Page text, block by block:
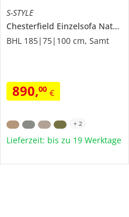
Wilhelm
S-STYLE
Chesterfield Einzelsofa Natalie
BHL 185|75|100 cm, Samt
890,00 €
+ 2
Lieferzeit: bis zu 19 Werktage